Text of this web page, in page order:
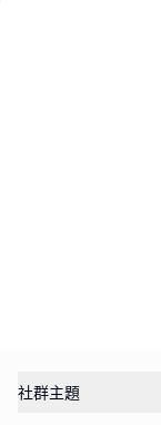
社群主題